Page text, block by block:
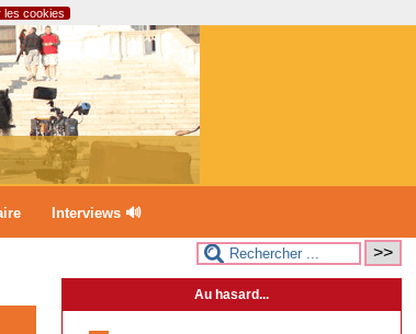
les cookies
Interviews 🔊
Au hasard...